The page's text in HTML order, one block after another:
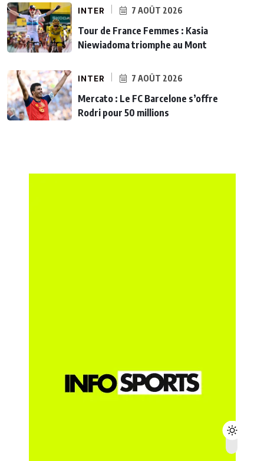
INTER 7 AOÛT 2026
Tour de France Femmes : Kasia
Niewiadoma triomphe au Mont
INTER 7 AOÛT 2026
Mercato : Le FC Barcelone s’offre
Rodri pour 50 millions